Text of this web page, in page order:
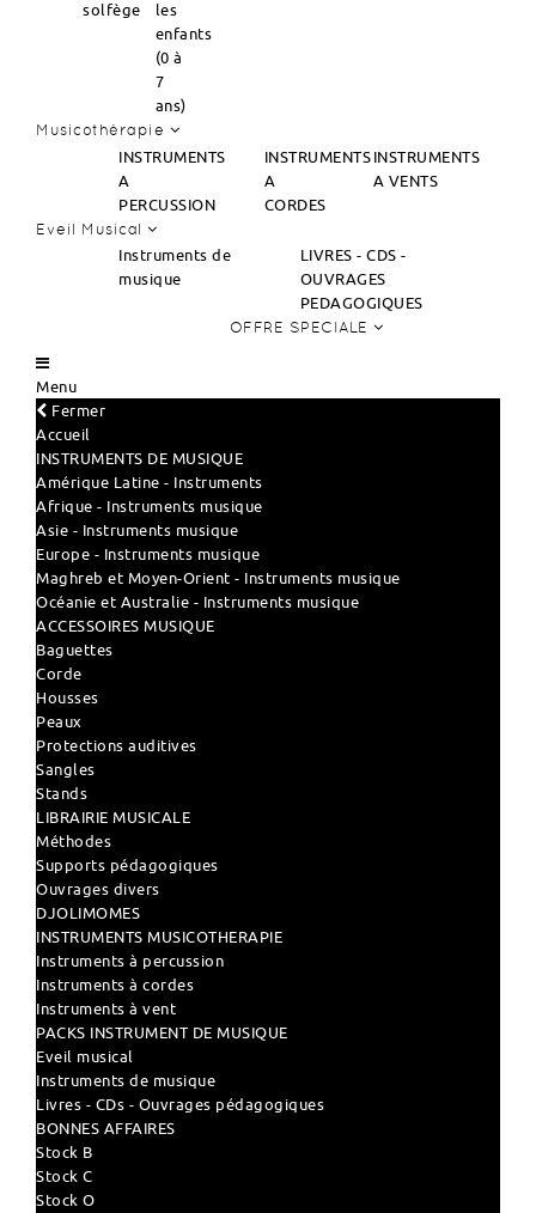
solfège
les
enfants
(0 à
7
ans)
Musicothérapie
INSTRUMENTS
A
PERCUSSION
INSTRUMENTS
A
CORDES
INSTRUMENTS
A VENTS
Eveil Musical
Instruments de
musique
LIVRES - CDS -
OUVRAGES
PEDAGOGIQUES
OFFRE SPECIALE
Menu
Fermer
Accueil
INSTRUMENTS DE MUSIQUE
Amérique Latine - Instruments
Afrique - Instruments musique
Asie - Instruments musique
Europe - Instruments musique
Maghreb et Moyen-Orient - Instruments musique
Océanie et Australie - Instruments musique
ACCESSOIRES MUSIQUE
Baguettes
Corde
Housses
Peaux
Protections auditives
Sangles
Stands
LIBRAIRIE MUSICALE
Méthodes
Supports pédagogiques
Ouvrages divers
DJOLIMOMES
INSTRUMENTS MUSICOTHERAPIE
Instruments à percussion
Instruments à cordes
Instruments à vent
PACKS INSTRUMENT DE MUSIQUE
Eveil musical
Instruments de musique
Livres - CDs - Ouvrages pédagogiques
BONNES AFFAIRES
Stock B
Stock C
Stock O